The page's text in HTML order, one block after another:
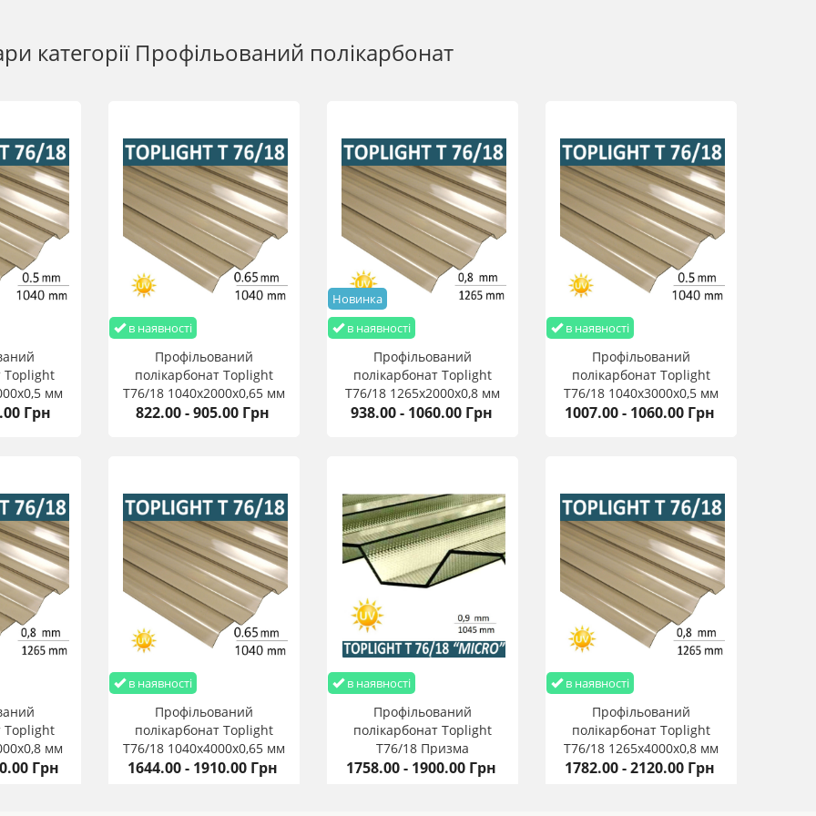
призначення
категорії Профільований полікарбонат
Toplight
мм
Грн
в наявності
Профільований
полікарбонат Toplight
T76/18 1040х2000х0,65 мм
822.00 - 905.00 Грн
в наявності
Новинка
Профільований
полікарбонат Toplight
T76/18 1265х2000х0,8 мм
938.00 - 1060.00 Грн
в наявності
Профільований
полікарбонат Toplight
T76/18 1040х3000х0,5 мм
1007.00 - 1060.00 Грн
Toplight
мм
Грн
в наявності
Профільований
полікарбонат Toplight
T76/18 1040х4000х0,65 мм
1644.00 - 1910.00 Грн
в наявності
Профільований
полікарбонат Toplight
T76/18 Призма
1045х3000х0,9 мм
1758.00 - 1900.00 Грн
в наявності
Профільований
полікарбонат Toplight
T76/18 1265х4000х0,8 мм
1782.00 - 2120.00 Грн